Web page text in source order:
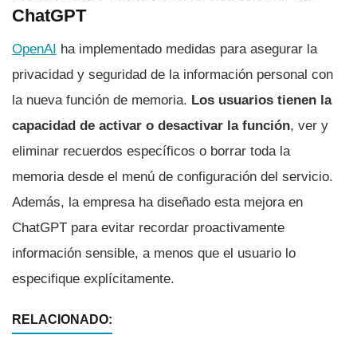
ChatGPT
OpenAI ha implementado medidas para asegurar la
privacidad y seguridad de la información personal con
la nueva función de memoria. Los usuarios tienen la
capacidad de activar o desactivar la función, ver y
eliminar recuerdos específicos o borrar toda la
memoria desde el menú de configuración del servicio.
Además, la empresa ha diseñado esta mejora en
ChatGPT para evitar recordar proactivamente
información sensible, a menos que el usuario lo
especifique explícitamente.
RELACIONADO: